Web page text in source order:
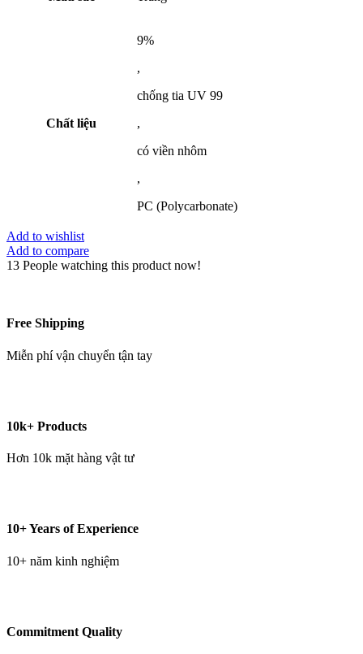
Chất liệu
9%
,
chống tia UV 99
,
có viền nhôm
,
PC (Polycarbonate)
Add to wishlist
Add to compare
13 People watching this product now!
Free Shipping
Miễn phí vận chuyển tận tay
10k+ Products
Hơn 10k mặt hàng vật tư
10+ Years of Experience
10+ năm kinh nghiệm
Commitment Quality